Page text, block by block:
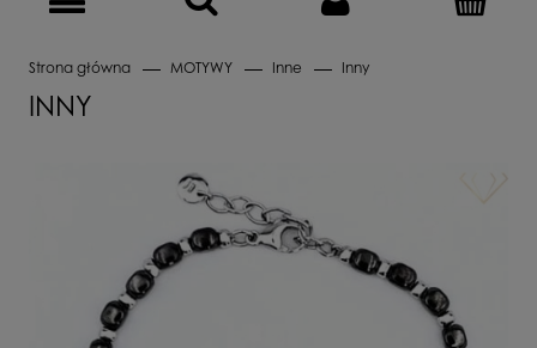
Strona główna MOTYWY Inne Inny
INNY